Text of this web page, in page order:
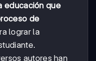
educación que
de
lograr la
autores han